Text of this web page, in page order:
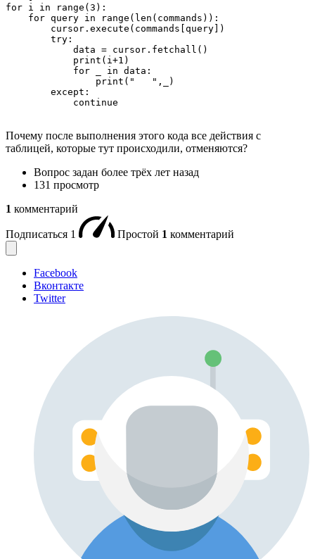
for i in range(3):
    for query in range(len(commands)):
        cursor.execute(commands[query])
        try:
            data = cursor.fetchall()
            print(i+1)
            for _ in data:
                print("   ",_)
        except:
            continue
Почему после выполнения этого кода все действия с
таблицей, которые тут происходили, отменяются?
Вопрос задан более трёх лет назад
131 просмотр
1 комментарий
Подписаться 1 Простой 1 комментарий
Facebook
Вконтакте
Twitter